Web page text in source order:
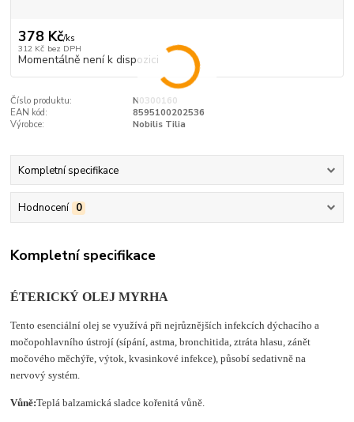
378 Kč/ks
312 Kč bez DPH
Momentálně není k dispozici
Číslo produktu:
N0300160
EAN kód:
8595100202536
Výrobce:
Nobilis Tilia
Kompletní specifikace
Hodnocení 0
Kompletní specifikace
ÉTERICKÝ OLEJ MYRHA
Tento esenciální olej se využívá při nejrůznějších infekcích dýchacího a
močopohlavního ústrojí (sípání, astma, bronchitida, ztráta hlasu, zánět
močového měchýře, výtok, kvasinkové infekce), působí sedativně na
nervový systém.
Vůně:Teplá balzamická sladce kořenitá vůně.